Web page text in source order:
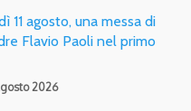
11 agosto, una messa di
Flavio Paoli nel primo
2026